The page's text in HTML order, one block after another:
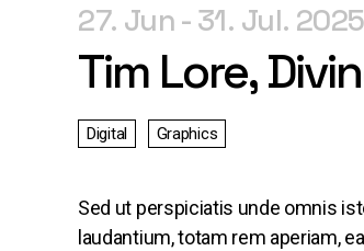
27. Jun 31. Jul. 2025
Tim Lore,
Digital Graphics
Sed ut perspiciatis unde omnis
laudantium, totam rem aperiam,